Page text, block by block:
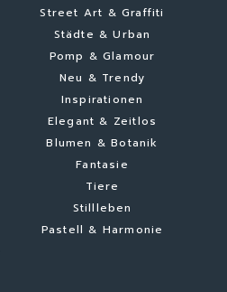
Street Art & Graffiti
Städte & Urban
Pomp & Glamour
Neu & Trendy
Inspirationen
Elegant & Zeitlos
Blumen & Botanik
Fantasie
Tiere
Stillleben
Pastell & Harmonie